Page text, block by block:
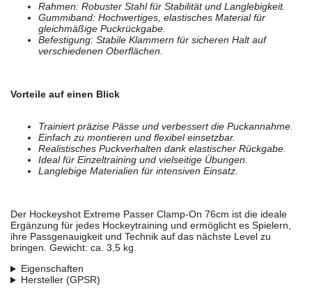
Rahmen: Robuster Stahl für Stabilität und Langlebigkeit.
Gummiband: Hochwertiges, elastisches Material für
gleichmäßige Puckrückgabe.
Befestigung: Stabile Klammern für sicheren Halt auf
verschiedenen Oberflächen.
Vorteile auf einen Blick
Trainiert präzise Pässe und verbessert die Puckannahme.
Einfach zu montieren und flexibel einsetzbar.
Realistisches Puckverhalten dank elastischer Rückgabe.
Ideal für Einzeltraining und vielseitige Übungen.
Langlebige Materialien für intensiven Einsatz.
Der Hockeyshot Extreme Passer Clamp-On 76cm ist die ideale
Ergänzung für jedes Hockeytraining und ermöglicht es Spielern,
ihre Passgenauigkeit und Technik auf das nächste Level zu
bringen. Gewicht: ca. 3,5 kg.
Eigenschaften
Hersteller (GPSR)